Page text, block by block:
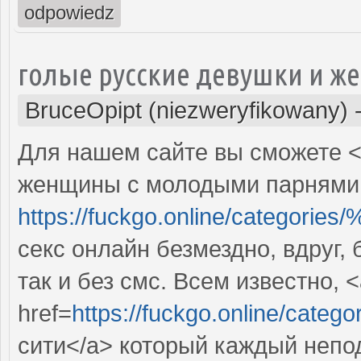
odpowiedz
голые русские девушки и
BruceOpipt (niezweryfikowany)
Для нашем сайте вы сможете
женщины с молодыми парнями
https://fuckgo.online/categories/
секс онлайн безмездно,
так и без смс. Всем известно,
href=https://fuckgo.online/
сити</a> который каждый